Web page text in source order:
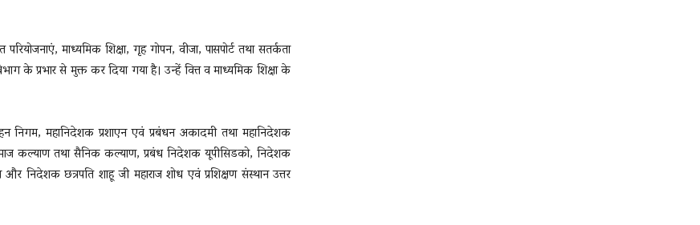
माध्यमिक शिक्षा, गृह गोपन, वीजा, पासपोर्ट तथा सतर्कता
के प्रभार से मुक्त कर दिया गया है। उन्हें वित्त व माध्यमिक शिक्षा के
निगम, महानिदेशक प्रशाएन एवं प्रबंधन अकादमी तथा महानिदेशक
कल्याण तथा सैनिक कल्याण, प्रबंध निदेशक यूपीसिडको, निदेशक
निदेशक छत्रपति शाहू जी महाराज शोध एवं प्रशिक्षण संस्थान उत्तर